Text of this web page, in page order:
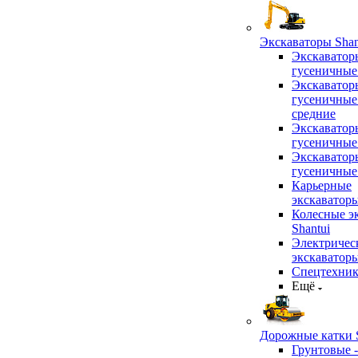
Экскаваторы
средние
Карьерные
Колесные
Shantui
Ещё
Дорожные катки
Грунтовые -